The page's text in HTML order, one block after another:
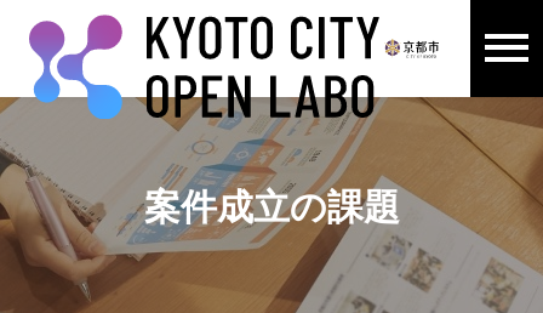
ここから本文です。
案件成立の課題